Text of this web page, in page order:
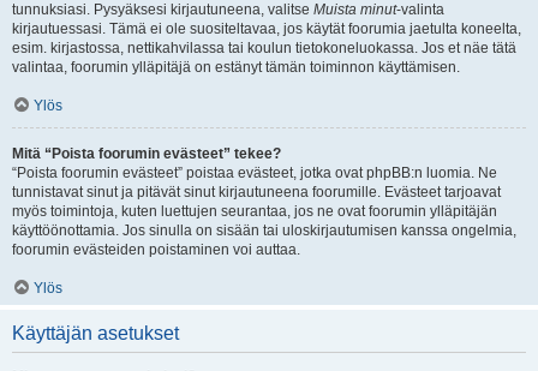
tunnuksiasi. Pysyäksesi kirjautuneena, valitse Muista minut-valinta
kirjautuessasi. Tämä ei ole suositeltavaa, jos käytät foorumia jaetulta koneelta,
esim. kirjastossa, nettikahvilassa tai koulun tietokoneluokassa. Jos et näe tätä
valintaa, foorumin ylläpitäjä on estänyt tämän toiminnon käyttämisen.
Ylös
Mitä “Poista foorumin evästeet” tekee?
“Poista foorumin evästeet” poistaa evästeet, jotka ovat phpBB:n luomia. Ne
tunnistavat sinut ja pitävät sinut kirjautuneena foorumille. Evästeet tarjoavat
myös toimintoja, kuten luettujen seurantaa, jos ne ovat foorumin ylläpitäjän
käyttöönottamia. Jos sinulla on sisään tai uloskirjautumisen kanssa ongelmia,
foorumin evästeiden poistaminen voi auttaa.
Ylös
Käyttäjän asetukset